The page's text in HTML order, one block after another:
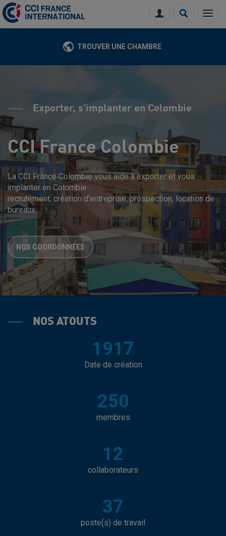
Menu
Connexion
TROUVER UNE CHAMBRE
Exporter, s'implanter en Colombie
CCI France Colombie
La CCI France Colombie vous aide à exporter et vous
implanter en Colombie :
recrutement, création d'entreprise, prospection, location de
bureaux.
NOS COORDONNÉES
NOS ATOUTS
1917
Date de création
250
membres
12
collaborateurs
37
poste(s) de travail